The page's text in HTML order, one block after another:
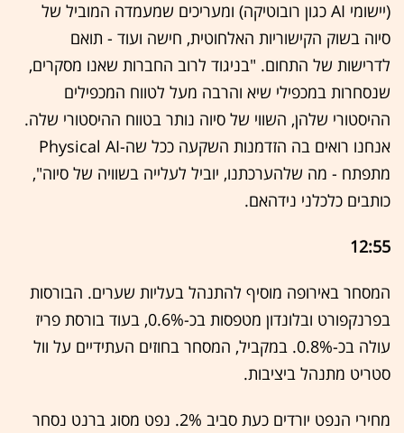
(יישומי AI כגון רובוטיקה) ומעריכים שמעמדה המוביל של
סיוה בשוק הקישוריות האלחוטית, חישה ועוד - תואם
לדרישות של התחום. "בניגוד לרוב החברות שאנו מסקרים,
שנסחרות במכפילי שיא והרבה מעל לטווח המכפילים
ההיסטורי שלהן, השווי של סיוה נותר בטווח ההיסטורי שלה.
אנחנו רואים בה הזדמנות השקעה ככל שה-Physical AI
מתפתח - מה שלהערכתנו, יוביל לעלייה בשוויה של סיוה",
כותבים כלכלני נידהאם.
12:55
המסחר באירופה מוסיף להתנהל בעליות שערים. הבורסות
בפרנקפורט ובלונדון מטפסות בכ-0.6%, בעוד בורסת פריז
עולה בכ-0.8%. במקביל, המסחר בחוזים העתידיים על וול
סטריט מתנהל ביציבות.
מחירי הנפט יורדים כעת סביב 2%. נפט מסוג ברנט נסחר